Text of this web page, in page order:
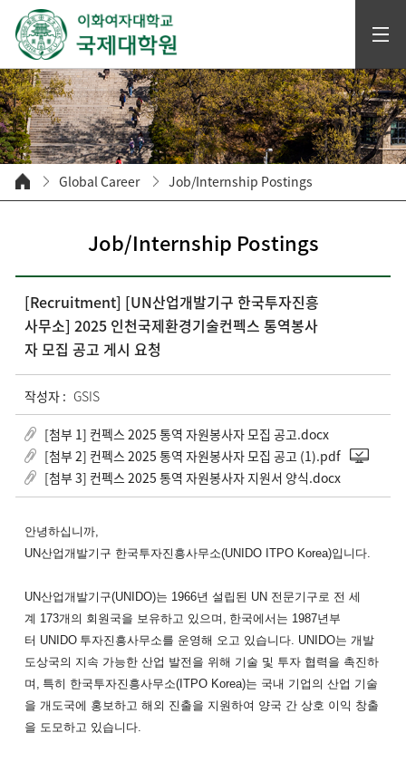
Global Career Job/Internship Postings
Job/Internship Postings
[Recruitment] [UN산업개발기구 한국투자진흥
사무소] 2025 인천국제환경기술컨펙스 통역봉사
자 모집 공고 게시 요청
작성자 : GSIS
[첨부 1] 컨펙스 2025 통역 자원봉사자 모집 공고.docx
[첨부 2] 컨펙스 2025 통역 자원봉사자 모집 공고 (1).pdf
[첨부 3] 컨펙스 2025 통역 자원봉사자 지원서 양식.docx
안녕하십니까
UN산업개발기구 한국투자진흥사무소(UNIDO ITPO Korea)입니다
UN산업개발기구(UNIDO)는 1966년 설립된 UN 전문기구로 전 세
계 173개의 회원국을 보유하고 있으며 한국에서는 1987년부
터 UNIDO 투자진흥사무소를 운영해 오고 있습니다 . UNIDO는 개발
도상국의 지속 가능한 산업 발전을 위해 기술 및 투자 협력을 촉진하
며
특히 한국투자진흥사무소(ITPO Korea)는 국내 기업의 산업 기술
을 개도국에 홍보하고 해외 진출을 지원하여 양국 간 상호 이익 창출
을 도모하고 있습니다